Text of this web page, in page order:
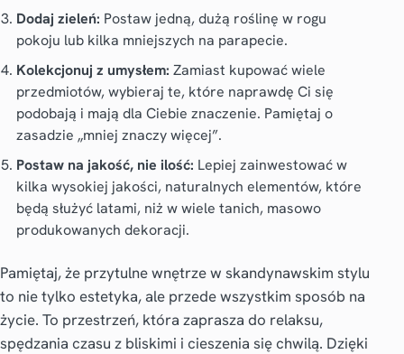
Dodaj zieleń: Postaw jedną, dużą roślinę w rogu
pokoju lub kilka mniejszych na parapecie.
Kolekcjonuj z umysłem: Zamiast kupować wiele
przedmiotów, wybieraj te, które naprawdę Ci się
podobają i mają dla Ciebie znaczenie. Pamiętaj o
zasadzie „mniej znaczy więcej”.
Postaw na jakość, nie ilość: Lepiej zainwestować w
kilka wysokiej jakości, naturalnych elementów, które
będą służyć latami, niż w wiele tanich, masowo
produkowanych dekoracji.
Pamiętaj, że przytulne wnętrzew skandynawskim stylu
to nie tylko estetyka, ale przede wszystkim sposób na
życie. To przestrzeń, która zaprasza do relaksu,
spędzania czasu z bliskimi i cieszenia się chwilą. Dzięki